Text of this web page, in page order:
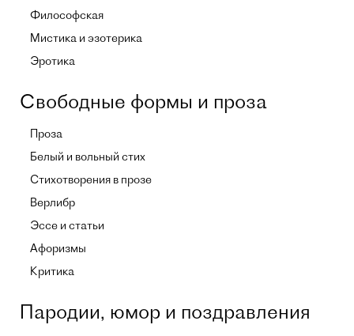
Философская
Мистика и эзотерика
Эротика
Свободные формы и проза
Проза
Белый и вольный стих
Стихотворения в прозе
Верлибр
Эссе и статьи
Афоризмы
Критика
Пародии, юмор и поздравления